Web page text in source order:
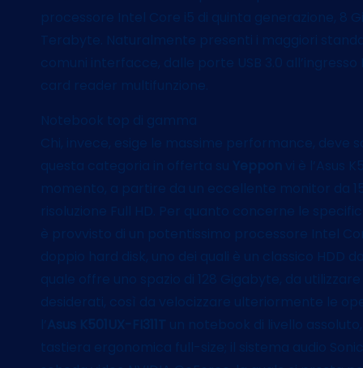
processore Intel Core i5 di quinta generazione, 8
Terabyte. Naturalmente presenti i maggiori
comuni interfacce, dalle porte USB 3.0
card reader multifunzione.
Notebook top di gamma
Chi, invece, esige le massime performance, deve
questa categoria in offerta su
Yeppon
vi è l’Asus
momento, a partire da un eccellente monitor da
risoluzione Full HD. Per quanto concerne le
è provvisto di un potentissimo processore Intel
doppio hard disk, uno dei quali è un classico HDD
quale offre uno spazio di 128 Gigabyte, da
desiderati, così da velocizzare ulteriormente le
Asus K501UX-FI311T
un notebook di livello
tastiera ergonomica full-size; il sistema audio